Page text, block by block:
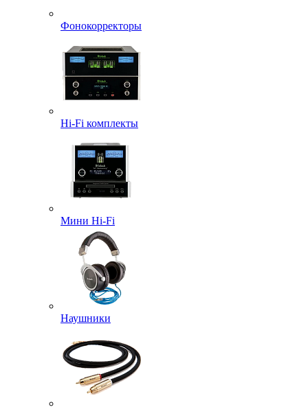
Фонокорректоры
Hi-Fi комплекты
Мини Hi-Fi
Наушники